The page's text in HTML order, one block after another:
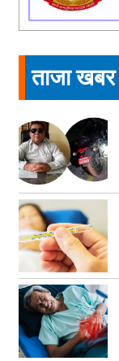
ताजा खबर